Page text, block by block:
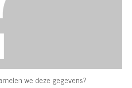
we deze gegevens?